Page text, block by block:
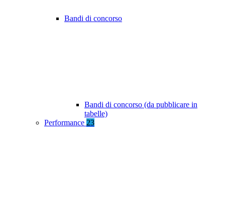
Bandi di concorso
Bandi di concorso (da pubblicare in
tabelle)
Performance 23